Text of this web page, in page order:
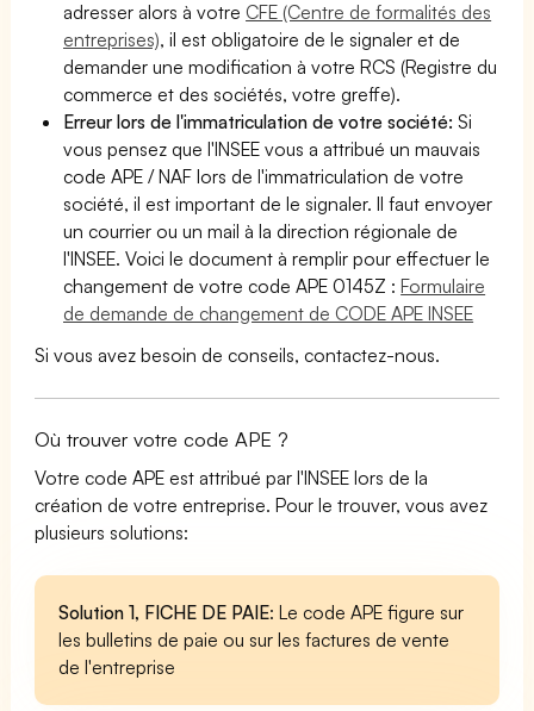
adresser alors à votre CFE (Centre de formalités des
entreprises), il est obligatoire de le signaler et de
demander une modification à votre RCS (Registre du
commerce et des sociétés, votre greffe).
Erreur lors de l'immatriculation de votre société:Si
vous pensez que l'INSEE vous a attribué un mauvais
code APE / NAF lors de l'immatriculation de votre
société, il est important de le signaler. Il faut envoyer
un courrier ou un mail à la direction régionale de
l'INSEE. Voici le document à remplir pour effectuer le
changement de votre code APE 0145Z :Formulaire
de demande de changement de CODE APE INSEE
Si vous avez besoin de conseils, contactez-nous.
Où trouver votre code APE ?
Votre code APE est attribué par l'INSEE lors de la
création de votre entreprise. Pour le trouver, vous avez
plusieurs solutions:
Solution 1, FICHE DE PAIE: Le code APE figure sur
les bulletins de paie ou sur les factures de vente
de l'entreprise